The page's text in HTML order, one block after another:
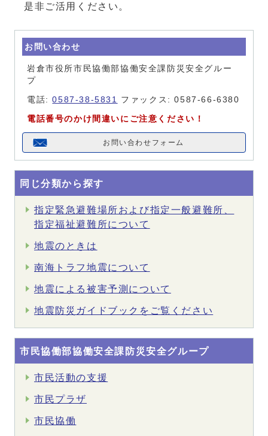
是非ご活用ください。
お問い合わせ
岩倉市役所市民協働部協働安全課防災安全グルー
プ
電話:0587-38-5831 ファックス: 0587-66-6380
電話番号のかけ間違いにご注意ください！
お問い合わせフォーム
同じ分類から探す
指定緊急避難場所および指定一般避難所、
指定福祉避難所について
地震のときは
南海トラフ地震について
地震による被害予測について
地震防災ガイドブックをご覧ください
市民協働部協働安全課防災安全グループ
市民活動の支援
市民プラザ
市民協働